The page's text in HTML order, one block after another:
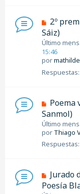
2º
Sáiz)
Último
15:46
pormathilde
Respuestas:
Poema
Sanmol)
Último
por Thiago
Respuestas:
Jurado
Poesía